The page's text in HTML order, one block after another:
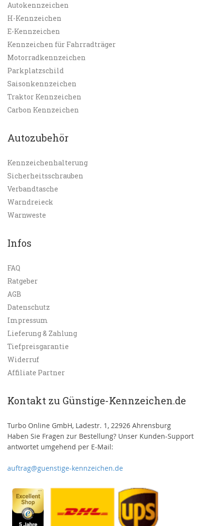
Autokennzeichen
H-Kennzeichen
E-Kennzeichen
Kennzeichen für Fahrradträger
Motorradkennzeichen
Parkplatzschild
Saisonkennzeichen
Traktor Kennzeichen
Carbon Kennzeichen
Autozubehör
Kennzeichenhalterung
Sicherheitsschrauben
Verbandtasche
Warndreieck
Warnweste
Infos
FAQ
Ratgeber
AGB
Datenschutz
Impressum
Lieferung & Zahlung
Tiefpreisgarantie
Widerruf
Affiliate Partner
Kontakt zu Günstige-Kennzeichen.de
Turbo Online GmbH, Ladestr. 1, 22926 Ahrensburg
Haben Sie Fragen zur Bestellung? Unser Kunden-Support
antwortet umgehend per E-Mail:
auftrag@guenstige-kennzeichen.de